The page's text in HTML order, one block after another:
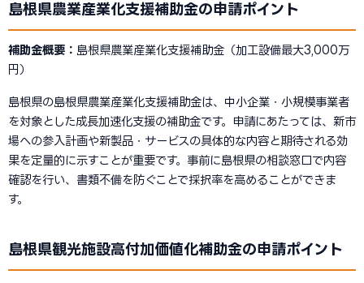
島根県農業産業化支援補助金の申請ポイント
補助金概要： 島根県農業産業化支援補助金（加工設備最大3,000万
円）
島根県の島根県農業産業化支援補助金は、中小企業・小規模事業者
を対象とした成長加速化支援の補助金です。申請にあたっては、新市
場への参入計画や新製品・サービスの具体的な内容と期待される効
果を定量的に示すことが重要です。事前に島根県の相談窓口で内容
確認を行い、書類不備を防ぐことで採択率を高めることができま
す。
島根県観光施設高付加価値化補助金の申請ポイント